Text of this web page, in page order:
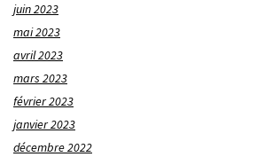
juin 2023
mai 2023
avril 2023
mars 2023
février 2023
janvier 2023
décembre 2022